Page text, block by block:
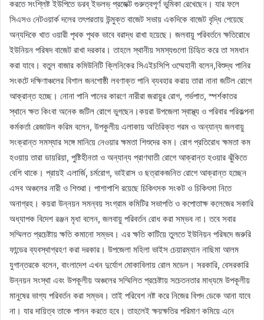
করতে সংশ্লিষ্ট ইউপিতে ডরব্ ইভলভ্ প্রজেক্ট গুরুত্বপূর্ণ ভুমিকা রেখেছেন। যার ফলে
সিএসও নেটওয়ার্ক দলের তৎপরতায় উন্মুক্ত বাজেট সভায় একদিকে বাজেট বৃদ্ধি পেয়েছে
অন্যদিকে খাত ওয়ারী পৃথক পৃথক ভাবে বরাদ্ধ রাখা হয়েছে। জলবায়ু পরিবর্তনে ক্ষতিরোধে
ইউনিয়ন পরিষদ বাজেট রাখা দরকার। তাহলে স্থানীয় সমস্যগুলো চিহৃিত করে তা সমধান
করা যাবে। বতুল বাজার কমিউনিটি ক্লিনিকের সিএইচসিপি ওম্মেহানী বলেন,বিশুদ্ধ পানির
সংকটে দক্ষিণাঞ্চলের বিশাল জনগোষ্ঠী লবণাক্ত পানি ব্যবহার করায় তারা নানা জটিল রোগে
আক্রান্ত হচ্ছে। নোনা পানি পানের কারণে নারীরা জরায়ুর রোগ, গর্ভপাত, স্পর্শকাতর
স্থানে ক্ষত কিংবা অনেক জটিল রোগে ভুগছেন।কয়রা উপজেলা স্বাস্থ্য ও পরিবার পরিকল্পনা
কর্মকর্তা রেজাউল করিম বলেন, উপকুলীয় এলাকায় অতিরিক্ত গরম ও অন্যান্য জলবায়ু
সংক্রান্ত সমস্যার সঙ্গে মানিয়ে নেওয়ার ক্ষমতা শিশুদের কম। রোগ প্রতিরোধ ক্ষমতা কম
হওয়ায় তারা ডায়রিয়া, পুষ্টিহীনতা ও অন্যান্য প্রাণঘাতী রোগে আক্রান্ত হওয়ার ঝুঁকিতে
বেশি থাকে। প্রায়ই এলার্জি, চর্মরোগ, ভাইরাস ও ছত্রাকজনিত রোগে আক্রান্ত হচ্ছেন
এসব অঞ্চলের নারী ও শিশুরা। পাশাপাশি রয়েছে চিকিৎসক সংকট ও চিকিৎসা নিতে
অনাগ্রহ। কয়রা উন্নয়ন সমন্বয় সংগ্রাম কমিটির সভাপতি ও কপোতাক্ষ কলেজের সকারি
অধ্যাপক বিদেশ রঞ্জন মৃধা বলেন, জলবায়ু পরিবর্তন রোধ করা সম্ভব না। তবে সবার
সম্মিলত প্রচেষ্টায় ক্ষতি কমানো সম্ভব। এর ক্ষতি কাটিয়ে তুলতে ইউনিয়ন পরিষদে জরুরি
ফান্ডের ব্যবস্থাগ্রহণ করা দরকার। উপজেলা মহিলা ভাইস চেয়ারম্যান নাছিমা আলম
যুগান্তরকে বলেন, বাংলাদেশ এখন দুর্যোগ মোকাবিলায় রোল মডেল। সরকারি, বেসরকারি
উন্নয়ন সংস্থা এবং উপকূলীয় অঞ্চলের সম্মিলিত প্রচেষ্টায় সচেতনতার মাধ্যমে উপকূলীয়
মানুষের ভাগ্য পরিবর্তন করা সম্ভব। তাই পরিবেশ নষ্ট করে নিজের বিপদ ডেকে আনা যাবে
না। যার দায়িত্ব তাকে পালন করতে হবে। তাহলেই ক্ষয়ক্ষতির পরিমাণ কমিয়ে এনে